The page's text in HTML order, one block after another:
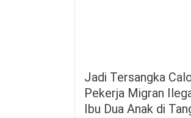
Jadi Tersangka
Pekerja Migran
Ibu Dua Anak di